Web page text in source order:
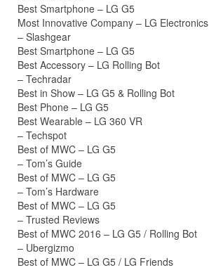
Best Smartphone – LG G5
Most Innovative Company – LG Electronics
– Slashgear
Best Smartphone – LG G5
Best Accessory – LG Rolling Bot
– Techradar
Best in Show – LG G5 & Rolling Bot
Best Phone – LG G5
Best Wearable – LG 360 VR
– Techspot
Best of MWC – LG G5
– Tom’s Guide
Best of MWC – LG G5
– Tom’s Hardware
Best of MWC – LG G5
– Trusted Reviews
Best of MWC 2016 – LG G5 / Rolling Bot
– Ubergizmo
Best of MWC – LG G5 / LG Friends